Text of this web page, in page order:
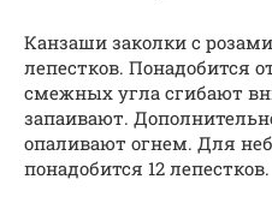
Канзаши заколки с
лепестков. Понадобится
смежных угла сгибают
запаивают.
опаливают огнем. Для
понадобится 12 лепестков.